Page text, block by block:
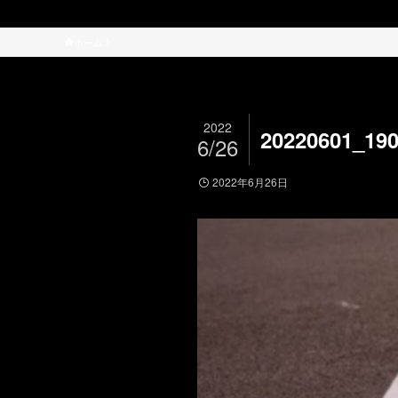
2022
6/26
2022年6月26日